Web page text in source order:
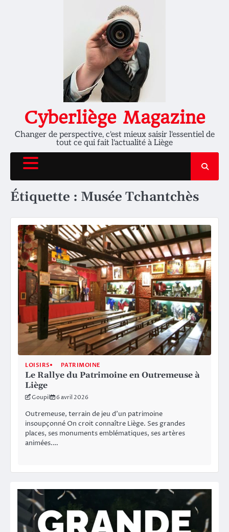
Cyberliège Magazine
Changer de perspective, c'est mieux saisir l'essentiel de
tout ce qui fait l'actualité à Liège
Étiquette : Musée Tchantchès
LOISIRS PATRIMOINE
Le Rallye du Patrimoine en Outremeuse à
Liège
Goupil 6 avril 2026
Outremeuse, terrain de jeu d’un patrimoine
insoupçonné On croit connaître Liège. Ses grandes
places, ses monuments emblématiques, ses artères
animées.…